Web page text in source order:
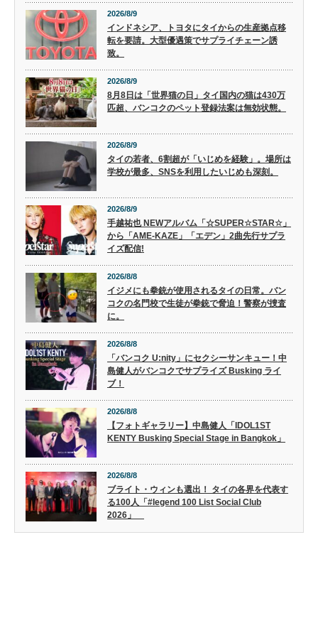
2026/8/9
インドネシア、トヨタにタイからの生産拠点移
転を要請。大型優遇策でサプライチェーン誘
致。
2026/8/9
8月8日は「世界猫の日」タイ国内の猫は430万
匹超、バンコクのペット登録法案は無効状態。
2026/8/9
タイの若者、6割超が「いじめを経験」。場所は
学校が最多、SNSを利用したいじめも深刻。
2026/8/9
手越祐也 NEWアルバム「☆SUPER☆STAR☆」
から「AME-KAZE」「エデン」2曲先行サプラ
イズ配信!
2026/8/8
イジメにも拳銃が使用されるタイの日常。バン
コクの名門校で生徒が拳銃で脅迫！警察が捜査
に。
2026/8/8
「バンコク U:nity」にセクシーサンキュー！中
島健人がバンコクでサプライズ Busking ライ
ブ！
2026/8/8
【フォトギャラリー】中島健人「IDOL1ST
KENTY Busking Special Stage in Bangkok」
2026/8/8
ブライト・ウィンも選出！ タイの各界を代表す
る100人「#legend 100 List Social Club
2026」